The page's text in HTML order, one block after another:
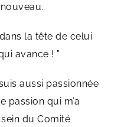
la tête de celui
avance ! ”
aussi passionnée
passion qui m’a
du Comité